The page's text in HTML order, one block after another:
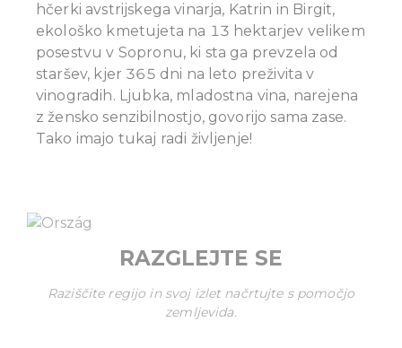
hčerki avstrijskega vinarja, Katrin in Birgit,
ekološko kmetujeta na 13 hektarjev velikem
posestvu v Sopronu, ki sta ga prevzela od
staršev, kjer 365 dni na leto preživita v
vinogradih. Ljubka, mladostna vina, narejena
z žensko senzibilnostjo, govorijo sama zase.
Tako imajo tukaj radi življenje!
RAZGLEJTE SE
Raziščite regijo in svoj izlet načrtujte s pomočjo
zemljevida.